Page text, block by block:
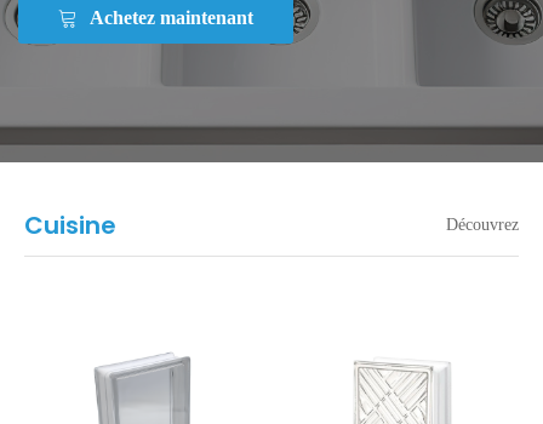
Achetez maintenant
Cuisine Découvrez